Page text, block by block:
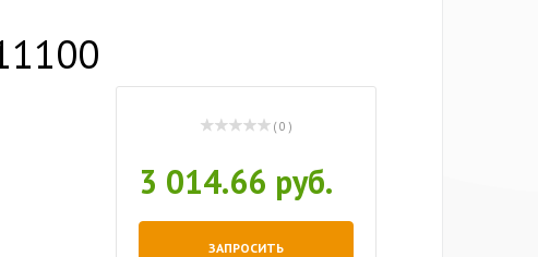
( 0 )
3 014.66 руб.
ЗАПРОСИТЬ